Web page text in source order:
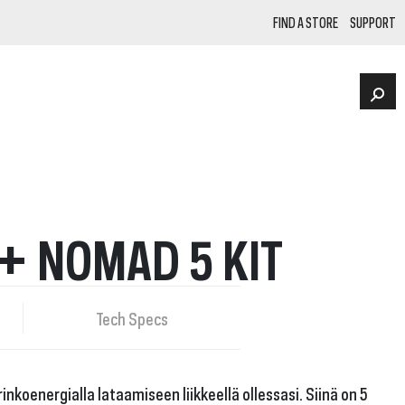
FIND A STORE SUPPORT
POWER STATIONS
NOMAD 5 KIT
Tech Specs
lataamiseen liikkeellä ollessasi. Siinä on 5